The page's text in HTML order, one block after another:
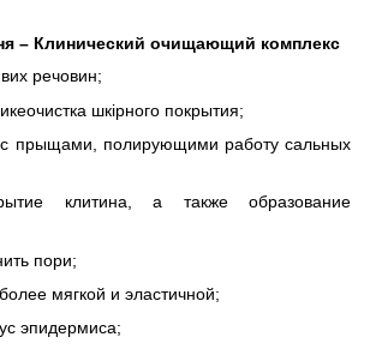
– Клинический очищающий комплекс
речовин;
шкірного покрытия;
с прыщами, полирующими работу сальных
клитина, а также образование
пори;
мягкой и эластичной;
эпидермиса;